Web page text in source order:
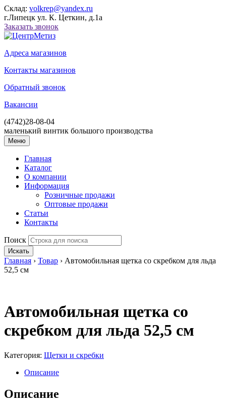
Склад: volkrep@yandex.ru
г.Липецк ул. К. Цеткин, д.1а
Заказать звонок
Адреса магазинов
Контакты магазинов
Обратный звонок
Вакансии
(4742)28-08-04
маленький винтик большого производства
Меню
Главная
Каталог
О компании
Информация
Розничные продажи
Оптовые продажи
Статьи
Контакты
Поиск
Искать
Главная › Товар › Автомобильная щетка со скребком для льда
52,5 см
Автомобильная щетка со
скребком для льда 52,5 см
Категория: Щетки и скребки
Описание
Описание